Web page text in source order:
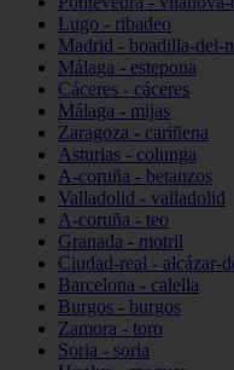
Lugo - ribadeo
Madrid - boadilla-del-
Málaga - estepona
Cáceres - cáceres
Málaga - mijas
Zaragoza - cariñena
Asturias - colunga
A-coruña - betanzos
Valladolid - valladolid
A-coruña - teo
Granada - motril
Ciudad-real - alcázar-
Barcelona - calella
Burgos - burgos
Zamora - toro
Soria - soria